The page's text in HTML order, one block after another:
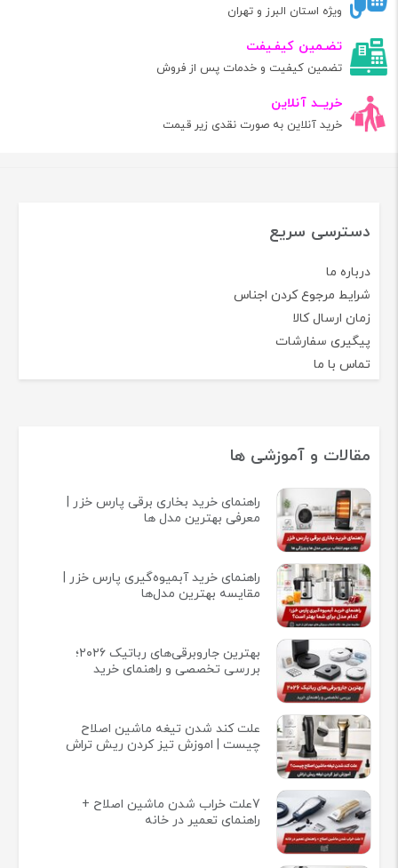
ویژه استان البرز و تهران
تضـمین کیفـیفت
تضمین کیفیت و خدمات پس از فروش
خریــد آنلاین
خرید آنلاین به صورت نقدی زیر قیمت
دسترسی سریع
درباره ما
شرایط مرجوع کردن اجناس
زمان ارسال کالا
پیگیری سفارشات
تماس با ما
مقالات و آموزشی ها
راهنمای خرید بخاری برقی پارس خزر |
معرفی بهترین مدل ها
راهنمای خرید آبمیوه‌گیری پارس خزر |
مقایسه بهترین مدل‌ها
بهترین جاروبرقی‌های رباتیک ۲۰۲۶؛
بررسی تخصصی و راهنمای خرید
علت کند شدن تیغه ماشین اصلاح
چیست | اموزش تیز کردن ریش تراش
7علت خراب شدن ماشین اصلاح +
راهنمای تعمیر در خانه